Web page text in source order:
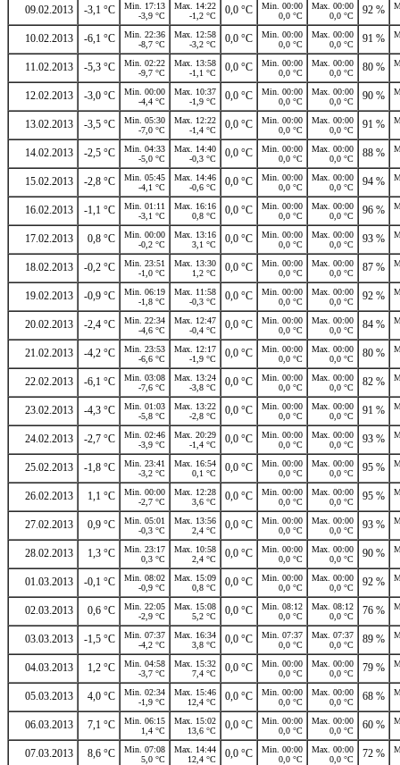
09.02.2013 -3,1 °C
Min. 17:13
-3,9 °C
Max. 14:22
-1,2 °C
0,0 °C
Min. 00:00
0,0 °C
Max. 00:00
0,0 °C
92 %
10.02.2013 -6,1 °C
Min. 22:36
-8,7 °C
Max. 12:58
-3,2 °C
0,0 °C
Min. 00:00
0,0 °C
Max. 00:00
0,0 °C
91 %
11.02.2013 -5,3 °C
Min. 02:22
-9,7 °C
Max. 13:58
-1,1 °C
0,0 °C
Min. 00:00
0,0 °C
Max. 00:00
0,0 °C
80 %
12.02.2013 -3,0 °C
Min. 00:00
-4,4 °C
Max. 10:37
-1,9 °C
0,0 °C
Min. 00:00
0,0 °C
Max. 00:00
0,0 °C
90 %
13.02.2013 -3,5 °C
Min. 05:30
-7,0 °C
Max. 12:22
-1,4 °C
0,0 °C
Min. 00:00
0,0 °C
Max. 00:00
0,0 °C
91 %
14.02.2013 -2,5 °C
Min. 04:33
-5,0 °C
Max. 14:40
-0,3 °C
0,0 °C
Min. 00:00
0,0 °C
Max. 00:00
0,0 °C
88 %
15.02.2013 -2,8 °C
Min. 05:45
-4,1 °C
Max. 14:46
-0,6 °C
0,0 °C
Min. 00:00
0,0 °C
Max. 00:00
0,0 °C
94 %
16.02.2013 -1,1 °C
Min. 01:11
-3,1 °C
Max. 16:16
0,8 °C
0,0 °C
Min. 00:00
0,0 °C
Max. 00:00
0,0 °C
96 %
17.02.2013 0,8 °C
Min. 00:00
-0,2 °C
Max. 13:16
3,1 °C
0,0 °C
Min. 00:00
0,0 °C
Max. 00:00
0,0 °C
93 %
18.02.2013 -0,2 °C
Min. 23:51
-1,0 °C
Max. 13:30
1,2 °C
0,0 °C
Min. 00:00
0,0 °C
Max. 00:00
0,0 °C
87 %
19.02.2013 -0,9 °C
Min. 06:19
-1,8 °C
Max. 11:58
-0,3 °C
0,0 °C
Min. 00:00
0,0 °C
Max. 00:00
0,0 °C
92 %
20.02.2013 -2,4 °C
Min. 22:34
-4,6 °C
Max. 12:47
-0,4 °C
0,0 °C
Min. 00:00
0,0 °C
Max. 00:00
0,0 °C
84 %
21.02.2013 -4,2 °C
Min. 23:53
-6,6 °C
Max. 12:17
-1,9 °C
0,0 °C
Min. 00:00
0,0 °C
Max. 00:00
0,0 °C
80 %
22.02.2013 -6,1 °C
Min. 03:08
-7,6 °C
Max. 13:24
-3,8 °C
0,0 °C
Min. 00:00
0,0 °C
Max. 00:00
0,0 °C
82 %
23.02.2013 -4,3 °C
Min. 01:03
-5,8 °C
Max. 13:22
-2,8 °C
0,0 °C
Min. 00:00
0,0 °C
Max. 00:00
0,0 °C
91 %
24.02.2013 -2,7 °C
Min. 02:46
-3,9 °C
Max. 20:29
-1,4 °C
0,0 °C
Min. 00:00
0,0 °C
Max. 00:00
0,0 °C
93 %
25.02.2013 -1,8 °C
Min. 23:41
-3,2 °C
Max. 16:54
0,1 °C
0,0 °C
Min. 00:00
0,0 °C
Max. 00:00
0,0 °C
95 %
26.02.2013 1,1 °C
Min. 00:00
-2,7 °C
Max. 12:28
3,6 °C
0,0 °C
Min. 00:00
0,0 °C
Max. 00:00
0,0 °C
95 %
27.02.2013 0,9 °C
Min. 05:01
-0,3 °C
Max. 13:56
2,4 °C
0,0 °C
Min. 00:00
0,0 °C
Max. 00:00
0,0 °C
93 %
28.02.2013 1,3 °C
Min. 23:17
0,3 °C
Max. 10:58
2,4 °C
0,0 °C
Min. 00:00
0,0 °C
Max. 00:00
0,0 °C
90 %
01.03.2013 -0,1 °C
Min. 08:02
-0,9 °C
Max. 15:09
0,8 °C
0,0 °C
Min. 00:00
0,0 °C
Max. 00:00
0,0 °C
92 %
02.03.2013 0,6 °C
Min. 22:05
-2,9 °C
Max. 15:08
5,2 °C
0,0 °C
Min. 08:12
0,0 °C
Max. 08:12
0,0 °C
76 %
03.03.2013 -1,5 °C
Min. 07:37
-4,2 °C
Max. 16:34
3,8 °C
0,0 °C
Min. 07:37
0,0 °C
Max. 07:37
0,0 °C
89 %
04.03.2013 1,2 °C
Min. 04:58
-3,7 °C
Max. 15:32
7,4 °C
0,0 °C
Min. 00:00
0,0 °C
Max. 00:00
0,0 °C
79 %
05.03.2013 4,0 °C
Min. 02:34
-1,9 °C
Max. 15:46
12,4 °C
0,0 °C
Min. 00:00
0,0 °C
Max. 00:00
0,0 °C
68 %
06.03.2013 7,1 °C
Min. 06:15
1,4 °C
Max. 15:02
13,6 °C
0,0 °C
Min. 00:00
0,0 °C
Max. 00:00
0,0 °C
60 %
07.03.2013 8,6 °C
Min. 07:08
5,0 °C
Max. 14:44
12,4 °C
0,0 °C
Min. 00:00
0,0 °C
Max. 00:00
0,0 °C
72 %